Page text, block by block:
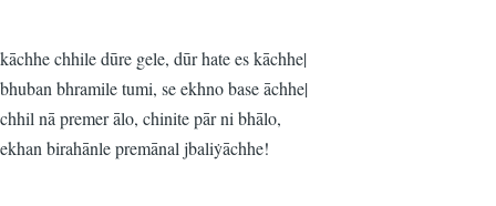
kāchhe chhile dūre gele, dūr hate es kāchhe|
bhuban bhramile tumi, se ekhno base āchhe|
chhil nā premer ālo, chinite pār ni bhālo,
ekhan birahānle premānal jbaliẏāchhe!